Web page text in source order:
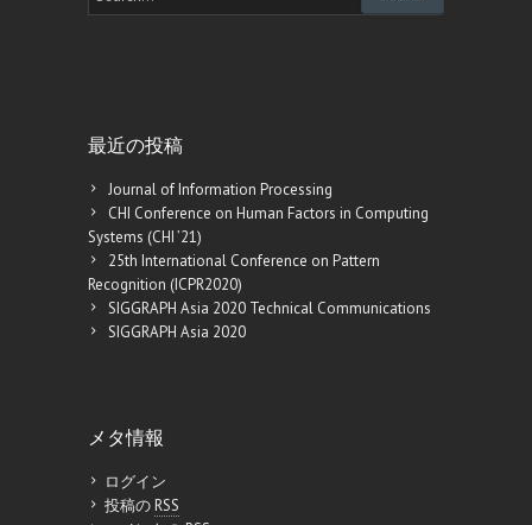
最近の投稿
Journal of Information Processing
CHI Conference on Human Factors in Computing
Systems (CHI ’21)
25th International Conference on Pattern
Recognition (ICPR2020)
SIGGRAPH Asia 2020 Technical Communications
SIGGRAPH Asia 2020
メタ情報
ログイン
投稿のRSS